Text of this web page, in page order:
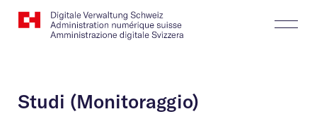
Website
Logo
Studi (Monitoraggio)